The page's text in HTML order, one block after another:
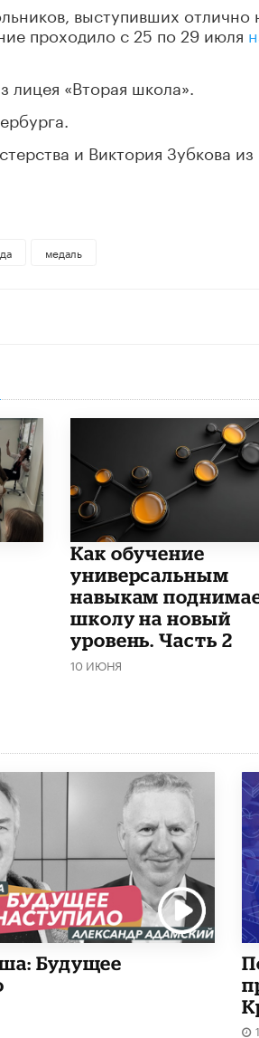
выступивших отлично
проходило с 25 по 29 июля
«Вторая школа».
и Виктория Зубкова из
медаль
​Как обучение
универсальным
навыкам
школу на новый
уровень. Часть 2
10 ИЮНЯ
Будущее